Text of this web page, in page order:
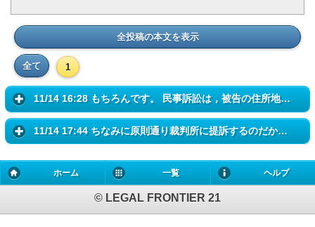
全投稿の本文を表示
全て 1
11/14 16:28 もちろんです。 民事訴訟は，被告の住所地を管轄する裁判所...
11/14 17:44 ちなみに原則通り裁判所に提訴するのだから，当然管轄の主張...
ホーム 一覧 ヘルプ
© LEGAL FRONTIER 21